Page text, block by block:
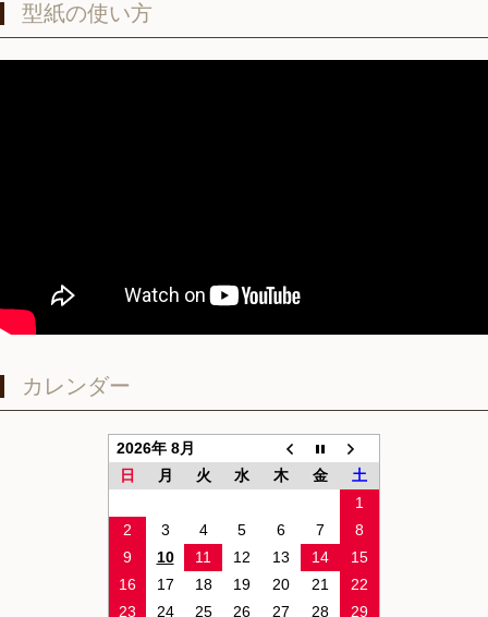
型紙の使い方
カレンダー
2026年 8月
日
月 火 水 木 金
土
1
2
3 4 5 6 7
8
9
10 11 12 13 14
15
16
17 18 19 20 21
22
23
24 25 26 27 28
29